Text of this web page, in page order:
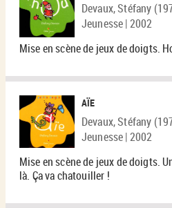
Devaux, Stéfany
Jeunesse | 2002
Mise en scène de jeux de doigts.
AÏE
Devaux, Stéfany
Jeunesse | 2002
Mise en scène de jeux de doigts.
là. Ça va chatouiller !